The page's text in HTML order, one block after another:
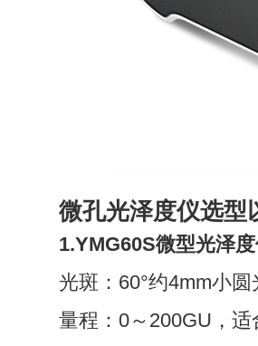
微孔光泽度仪选型
1.YMG60S微型光泽
光斑：60°约4mm小
量程：0～200GU，